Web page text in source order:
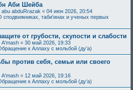
Аби Шейба
abu abduRrazak « 04 июн 2026, 20:54
сподвижниках, таби'инах и ученых первых
от грубости, скупости и слабости
A'mash « 30 май 2026, 19:33
к Аллаху с мольбой (ду’а)
против себя, семьи или своего
A'mash « 12 май 2026, 19:16
к Аллаху с мольбой (ду’а)